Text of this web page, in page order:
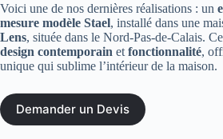
Voici une de nos dernières réalisations : un
mesure modèle Stael, installé dans une
Lens, située dans le Nord-Pas-de-Calais.
design contemporain et fonctionnalité,
unique qui sublime l’intérieur de la maison.
Demander un Devis